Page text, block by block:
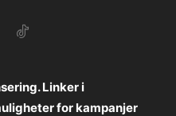
Linker i
for kampanjer